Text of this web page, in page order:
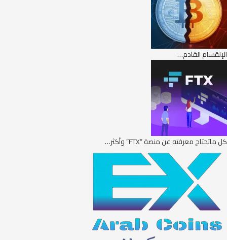
الإنقسام القادم…
كل ماتحتاج معرفته عن منصة “FTX” وأكثر…